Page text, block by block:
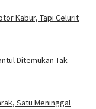
Kabur, Tapi Celurit
Ditemukan Tak
Satu Meninggal